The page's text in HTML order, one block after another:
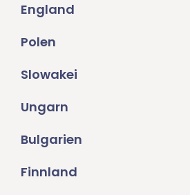
England
Polen
Slowakei
Ungarn
Bulgarien
Finnland